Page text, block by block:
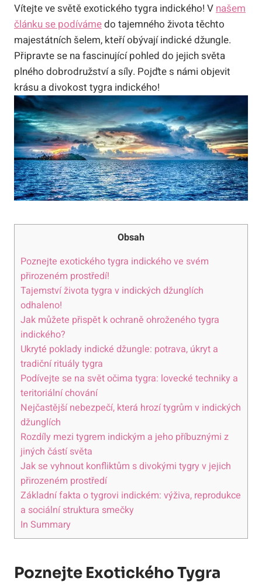
Vítejte ve světě exotického tygra indického! V našem
článku se podívámedo tajemného života těchto
majestátních šelem, kteří obývají indické džungle.
Připravte se na fascinující pohled do jejich světa
plného dobrodružství a síly. Pojďte s námi objevit
krásu a divokost tygra indického!
Obsah
Poznejte exotického tygra indického ve svém
přirozeném prostředí!
Tajemství života tygra v indických džunglích
odhaleno!
Jak můžete přispět k ochraně ohroženého tygra
indického?
Ukryté poklady indické džungle: potrava, úkryt a
tradiční rituály tygra
Podívejte se na svět očima tygra: lovecké techniky a
teritoriální chování
Nejčastější nebezpečí, která hrozí tygrům v indických
džunglích
Rozdíly mezi tygrem indickým a jeho příbuznými z
jiných částí světa
Jak se vyhnout konfliktům s divokými tygry v jejich
přirozeném prostředí
Základní fakta o tygrovi indickém: výživa, reprodukce
a sociální struktura smečky
In Summary
Poznejte Exotického Tygra